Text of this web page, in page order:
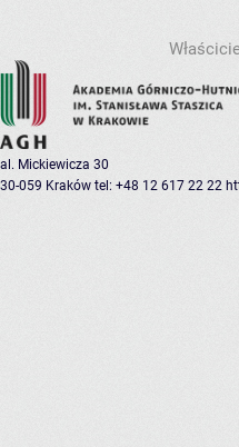
al. Mickiewicza 30
30-059 Kraków tel: +48 12 617 22 22